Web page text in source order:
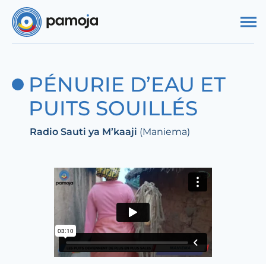
PÉNURIE D’EAU ET
PUITS SOUILLÉS
Radio Sauti ya M’kaaji (Maniema)